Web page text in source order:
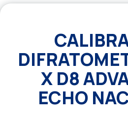
X D8
ECHO